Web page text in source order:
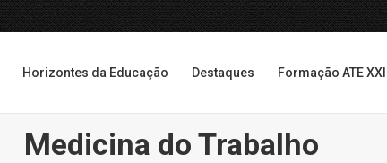
Horizontes da Educação Destaques Formação ATE XXI
Medicina do Trabalho
Horizontes da Educação Destaques Formação ATE XXI